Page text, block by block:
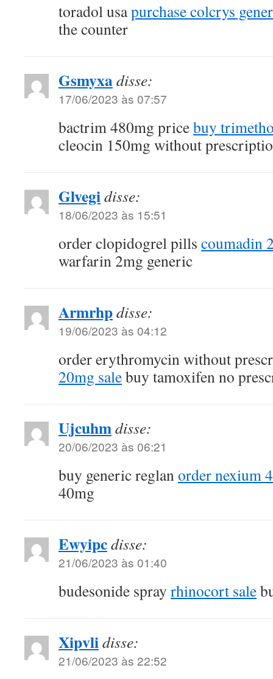
toradol usapurchase colcrys
the counter
Gsmyxadisse:
17/06/2023 às 07:57
bactrim 480mg pricebuy
cleocin 150mg without
Glvegidisse:
18/06/2023 às 15:51
order clopidogrel pills coumadin
warfarin 2mg generic
Armrhpdisse:
19/06/2023 às 04:12
order erythromycin without
20mg salebuy tamoxifen no
Ujcuhmdisse:
20/06/2023 às 06:21
buy generic reglanorder nexium
40mg
Ewyipcdisse:
21/06/2023 às 01:40
budesonide spray rhinocort sale
Xipvlidisse:
21/06/2023 às 22:52